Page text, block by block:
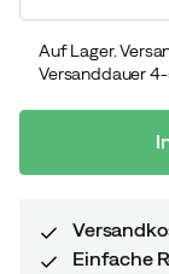
Auf Lager.
Versanddauer
Einfache